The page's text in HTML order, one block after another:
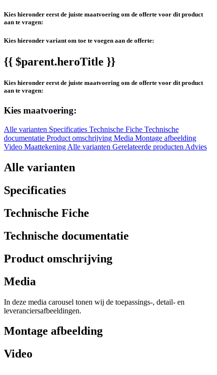
Kies hieronder eerst de juiste maatvoering om de offerte voor dit product
aan te vragen:
Kies hieronder variant om toe te voegen aan de offerte:
{{ $parent.heroTitle }}
Kies hieronder eerst de juiste maatvoering om de offerte voor dit product
aan te vragen:
Kies maatvoering:
Alle varianten Specificaties Technische Fiche Technische
documentatie Product omschrijving Media Montage afbeelding
Video Maattekening Alle varianten Gerelateerde producten Advies
Alle varianten
Specificaties
Technische Fiche
Technische documentatie
Product omschrijving
Media
In deze media carousel tonen wij de toepassings-, detail- en
leveranciersafbeeldingen.
Montage afbeelding
Video